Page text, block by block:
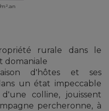
rurale dans le
domaniale
d'hôtes et ses
un état impeccable
colline, jouissent
percheronne, à